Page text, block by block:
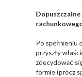
Po spełnieniu
przyszły
zdecydować
formie (prócz